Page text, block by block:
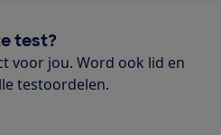
test?
voor jou. Word ook lid en
testoordelen.